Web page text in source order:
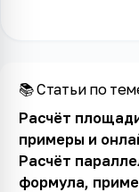
📚 Статьи по
Расчёт
примеры и
Расчёт
формула,